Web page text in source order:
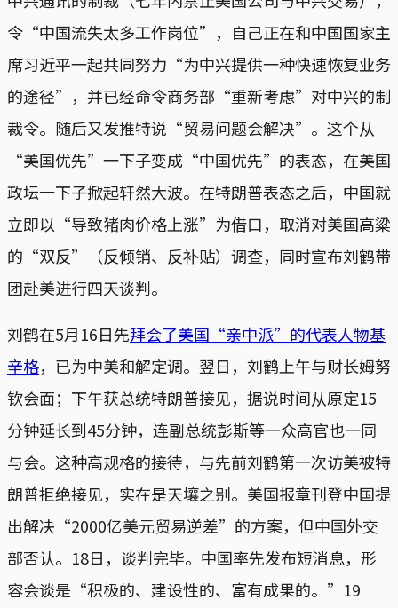
令“中国流失太多工作岗位”，自己正在和中国国家主
席习近平一起共同努力“为中兴提供一种快速恢复业务
的途径”，并已经命令商务部“重新考虑”对中兴的制
裁令。随后又发推特说“贸易问题会解决”。这个从
“美国优先”一下子变成“中国优先”的表态，在美国
政坛一下子掀起轩然大波。在特朗普表态之后，中国就
立即以“导致猪肉价格上涨”为借口，取消对美国高粱
的“双反”（反倾销、反补贴）调查，同时宣布刘鹤带
团赴美进行四天谈判。
刘鹤在5月16日先拜会了美国“亲中派”的代表人物基
辛格，已为中美和解定调。翌日，刘鹤上午与财长姆努
钦会面；下午获总统特朗普接见，据说时间从原定15
分钟延长到45分钟，连副总统彭斯等一众高官也一同
与会。这种高规格的接待，与先前刘鹤第一次访美被特
朗普拒绝接见，实在是天壤之别。美国报章刊登中国提
出解决“2000亿美元贸易逆差”的方案，但中国外交
部否认。18日，谈判完毕。中国率先发布短消息，形
容会谈是“积极的、建设性的、富有成果的。”19